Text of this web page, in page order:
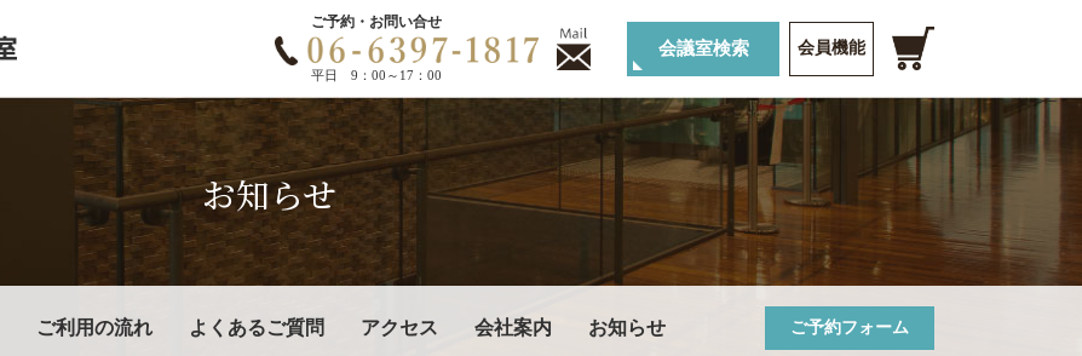
ご予約・お問い合せ
平日 9：00～17：00
会議室検索 会員機能
お知らせ
ご利用の流れ よくあるご質問 アクセス 会社案内 お知らせ ご予約フォーム